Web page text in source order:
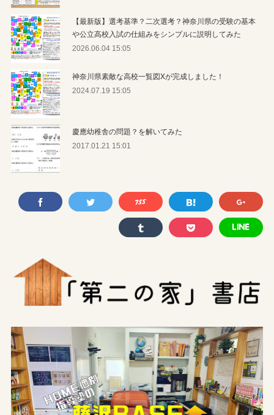
【最新版】選考基準？二次選考？神奈川県の受験の基本
や公立高校入試の仕組みをシンプルに説明してみた
2026.06.04 15:05
神奈川県素敵な高校一覧図Xが完成しました！
2024.07.19 15:05
慶應幼稚舎の問題？を解いてみた
2017.01.21 15:01